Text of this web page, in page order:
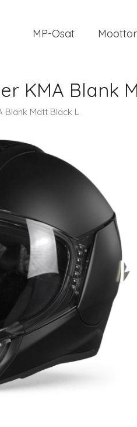
MP-Osat
KMA Blank
Blank Matt Black L